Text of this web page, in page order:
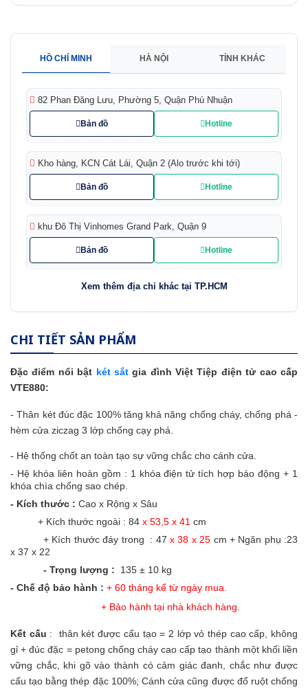
HỒ CHÍ MINH HÀ NỘI TỈNH KHÁC
82 Phan Đăng Lưu, Phường 5, Quận Phú Nhuận
Bản đồ Hotline
Kho hàng, KCN Cát Lái, Quận 2 (Alo trước khi tới)
Bản đồ Hotline
khu Đô Thị Vinhomes Grand Park, Quận 9
Bản đồ Hotline
Xem thêm địa chỉ khác tại TP.HCM
CHI TIẾT SẢN PHẨM
Đặc điểm nổi bật két sắtgia đình Việt Tiệp điện tử cao cấp
VTE880:
- Thân két đúc đặc 100% tăng khả năng chống cháy, chống phá -
hèm cửa ziczag 3 lớp chống cạy phá.
- Hệ thống chốt an toàn tạo sự vững chắc cho cánh cửa.
- Hệ khóa liên hoàn gồm : 1 khóa điện tử tích hợp báo động + 1
khóa chìa chống sao chép.
- Kích thước : Cao x Rộng x Sâu
+ Kích thước ngoài : 84 x 53,5 x 41 cm
+ Kích thước đáy trong : 47 x 38 x 25 cm + Ngăn phụ :23
x 37 x 22
- Trọng lượng :
135 ± 10 kg
- Chế độ bảo hành : + 60 tháng kể từ ngày mua.
+ Bảo hành tại nhà khách hàng.
Kết cấu :
thân két được cấu tạo = 2 lớp vỏ thép cao cấp, không
gỉ + đúc đặc = petong chống cháy cao cấp tạo thành một khối liền
vững chắc, khi gõ vào thành có cảm giác đanh, chắc như được
cấu tạo bằng thép đặc 100%; Cánh cửa cũng được đổ ruột chống